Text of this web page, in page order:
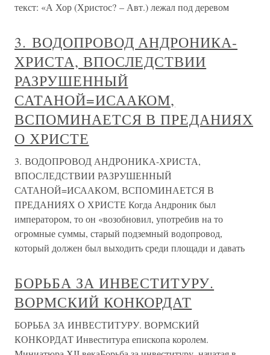
текст: «А Хор (Христос? – Авт.) лежал под деревом
3. ВОДОПРОВОД АНДРОНИКА-
ХРИСТА, ВПОСЛЕДСТВИИ
РАЗРУШЕННЫЙ
САТАНОЙ=ИСААКОМ,
ВСПОМИНАЕТСЯ В ПРЕДАНИЯХ
О ХРИСТЕ
3. ВОДОПРОВОД АНДРОНИКА-ХРИСТА,
ВПОСЛЕДСТВИИ РАЗРУШЕННЫЙ
САТАНОЙ=ИСААКОМ, ВСПОМИНАЕТСЯ В
ПРЕДАНИЯХ О ХРИСТЕ Когда Андроник был
императором, то он «возобновил, употребив на то
огромные суммы, старый подземный водопровод,
который должен был выходить среди площади и давать
БОРЬБА ЗА ИНВЕСТИТУРУ.
ВОРМСКИЙ КОНКОРДАТ
БОРЬБА ЗА ИНВЕСТИТУРУ. ВОРМСКИЙ
КОНКОРДАТ Инвеститура епископа королем.